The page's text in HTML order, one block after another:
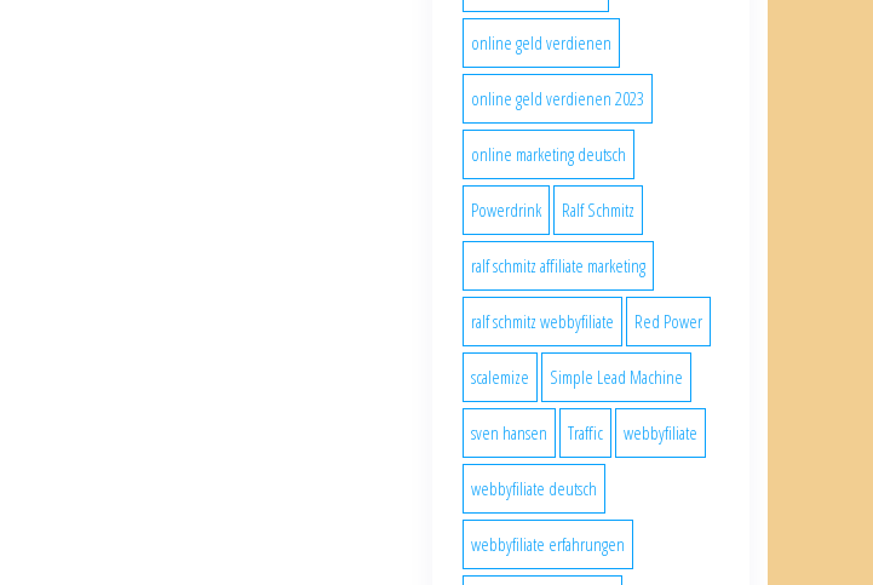
online geld verdienen
online geld verdienen 2023
online marketing deutsch
Powerdrink Ralf Schmitz
ralf schmitz affiliate marketing
ralf schmitz webbyfiliate Red Power
scalemize Simple Lead Machine
sven hansen Traffic webbyfiliate
webbyfiliate deutsch
webbyfiliate erfahrungen